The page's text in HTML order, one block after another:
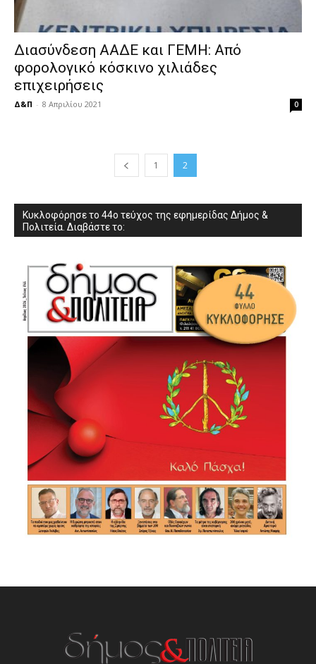
Διασύνδεση ΑΑΔΕ και ΓΕΜΗ: Από
φορολογικό κόσκινο χιλιάδες
επιχειρήσεις
Δ&Π - 8 Απριλίου 2021 0
1 2
Κυκλοφόρησε το 44ο τεύχος της εφημερίδας Δήμος &
Πολιτεία. Διαβάστε το: